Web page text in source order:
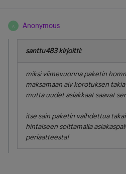
A Anonymous
santtu483 kirjoitti:
miksi viimevuonna paketin
maksamaan alv korotuksen
mutta uudet asiakkaat saavat
itse sain paketin vaihdettua
hintaiseen soittamalla
periaatteesta!